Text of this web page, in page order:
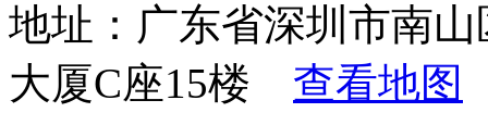
地址：广东省深圳市南
大厦C座15楼 查看地图